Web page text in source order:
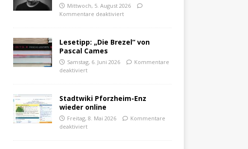
Mittwoch, 5. August 2026
Kommentare deaktiviert
Lesetipp: „Die Brezel“ von
Pascal Cames
Samstag, 6. Juni 2026
Kommentare
deaktiviert
Stadtwiki Pforzheim-Enz
wieder online
Freitag, 8. Mai 2026
Kommentare
deaktiviert